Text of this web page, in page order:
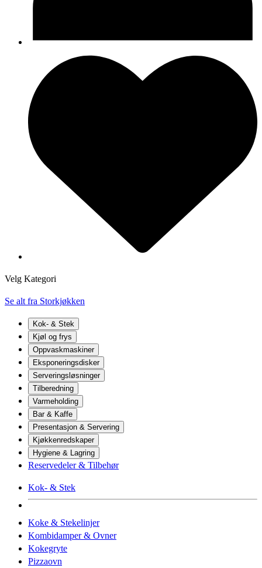
Velg Kategori
Se alt fra Storkjøkken
Kok- & Stek
Kjøl og frys
Oppvaskmaskiner
Eksponeringsdisker
Serveringsløsninger
Tilberedning
Varmeholding
Bar & Kaffe
Presentasjon & Servering
Kjøkkenredskaper
Hygiene & Lagring
Reservedeler & Tilbehør
Kok- & Stek
Koke & Stekelinjer
Kombidamper & Ovner
Kokegryte
Pizzaovn